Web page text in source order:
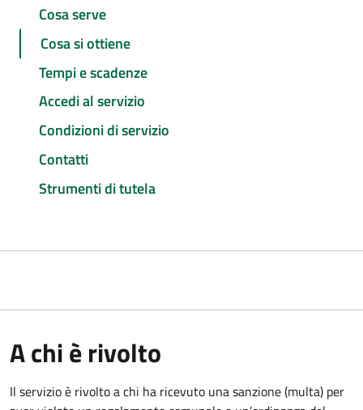
Cosa serve
Cosa si ottiene
Tempi e scadenze
Accedi al servizio
Condizioni di servizio
Contatti
Strumenti di tutela
A chi è rivolto
Il servizio è rivolto a chi ha ricevuto una sanzione (multa) per